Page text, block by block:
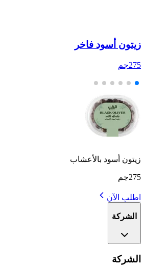
زيتون أسود فاخر
275جم
زيتون أسود بالأعشاب
275جم
اطلب الآن
الشركة
الشركة